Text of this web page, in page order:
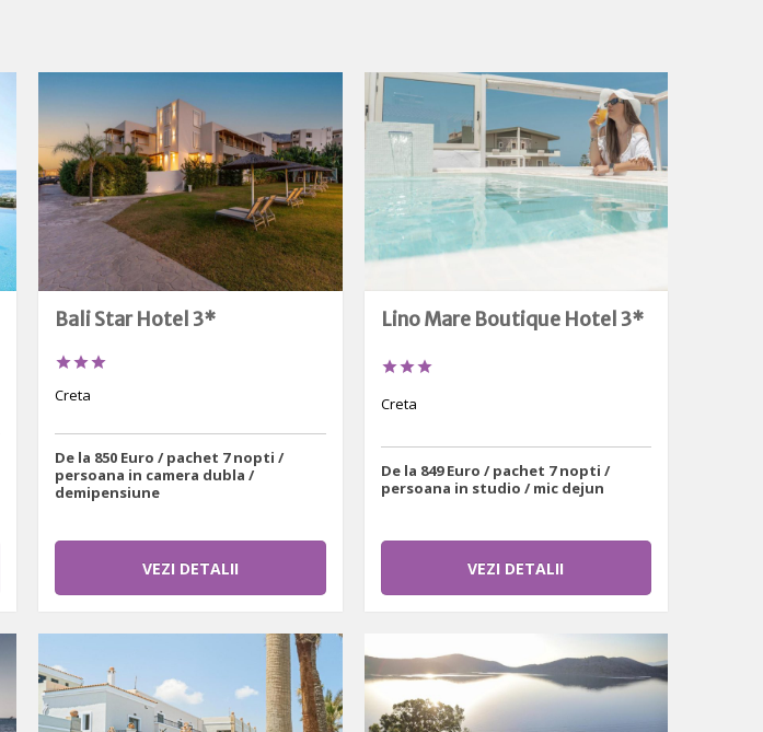
Bali Star Hotel 3*

Creta
De la 850 Euro / pachet 7 nopti /
persoana in camera dubla /
demipensiune
VEZI DETALII
Lino Mare Boutique Hotel 3*

Creta
De la 849 Euro / pachet 7 nopti /
persoana in studio / mic dejun
VEZI DETALII